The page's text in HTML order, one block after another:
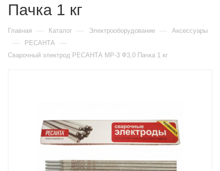
Пачка 1 кг
Главная — Каталог — Электрооборудование — Аксессуары
— РЕСАНТА —
Сварочный электрод РЕСАНТА МР-3 Ф3,0 Пачка 1 кг